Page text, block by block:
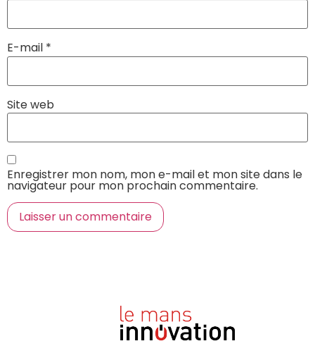
E-mail *
Site web
Enregistrer mon nom, mon e-mail et mon site dans le
navigateur pour mon prochain commentaire.